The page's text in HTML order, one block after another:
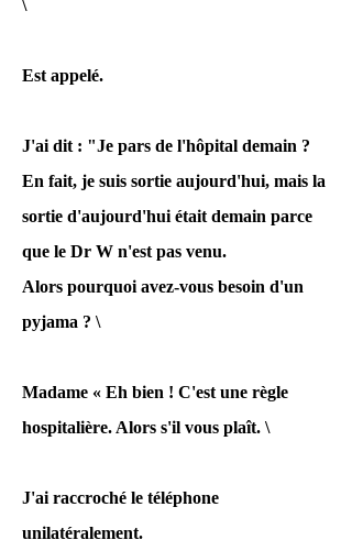
bande
Bien sûr, ni mon avocat
américain, partisan,
journaliste, casteur ou
réalisateur de
documentaires ne
homicide involontaire.
\
Est appelé.
J'ai dit : "Je pars de l'hôpital demain ?
En fait, je suis sortie aujourd'hui, mais la
sortie d'aujourd'hui était demain parce
que le Dr W n'est pas venu.
Alors pourquoi avez-vous besoin d'un
pyjama ? \
Madame « Eh bien ! C'est une règle
hospitalière. Alors s'il vous plaît. \
J'ai raccroché le téléphone
unilatéralement.